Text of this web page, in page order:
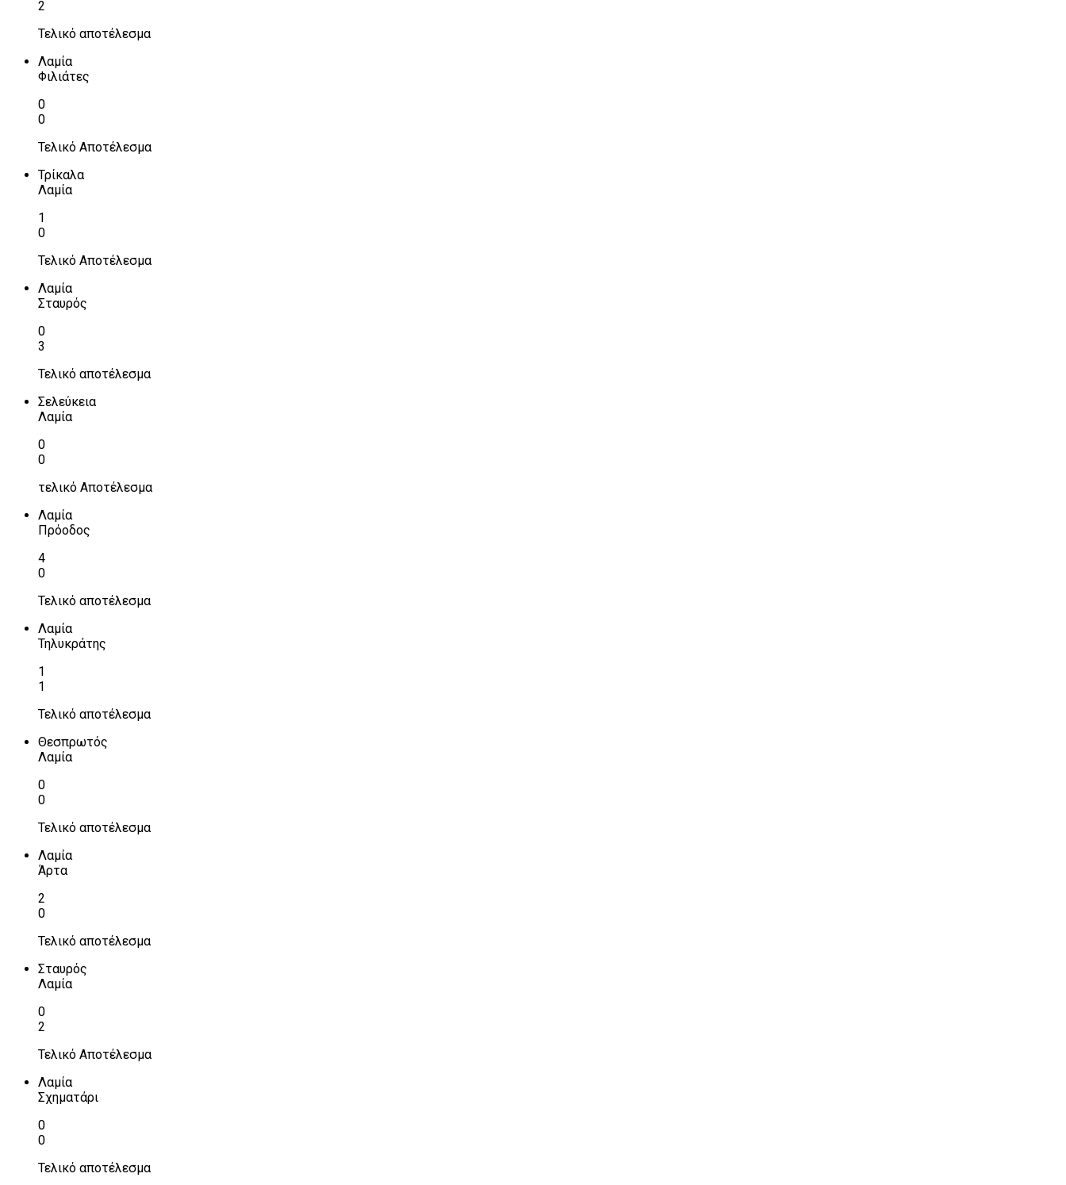
2
Τελικό αποτέλεσμα
Λαμία
Φιλιάτες
0
0
Τελικό Αποτέλεσμα
Τρίκαλα
Λαμία
1
0
Τελικό Αποτέλεσμα
Λαμία
Σταυρός
0
3
Τελικό αποτέλεσμα
Σελεύκεια
Λαμία
0
0
τελικό Αποτέλεσμα
Λαμία
Πρόοδος
4
0
Τελικό αποτέλεσμα
Λαμία
Τηλυκράτης
1
1
Τελικό αποτέλεσμα
Θεσπρωτός
Λαμία
0
0
Τελικό αποτέλεσμα
Λαμία
Άρτα
2
0
Τελικό αποτέλεσμα
Σταυρός
Λαμία
0
2
Τελικό Αποτέλεσμα
Λαμία
Σχηματάρι
0
0
Τελικό αποτέλεσμα